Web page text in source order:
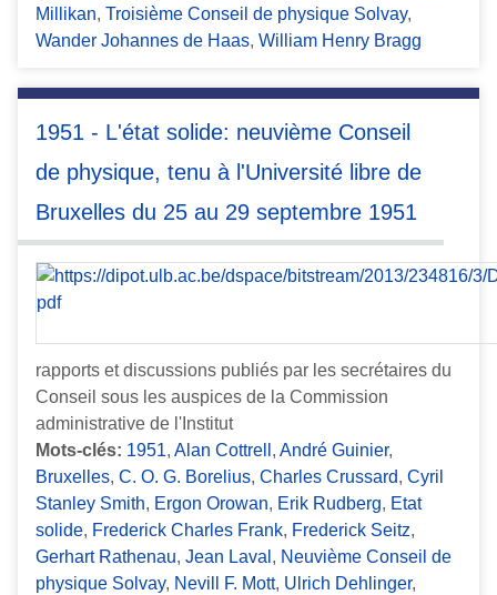
Millikan, Troisième Conseil de physique Solvay,
Wander Johannes de Haas, William Henry Bragg
1951 - L'état solide: neuvième Conseil
de physique, tenu à l'Université libre de
Bruxelles du 25 au 29 septembre 1951
rapports et discussions publiés par les secrétaires du
Conseil sous les auspices de la Commission
administrative de l'Institut
Mots-clés: 1951, Alan Cottrell , André Guinier,
Bruxelles, C. O. G. Borelius, Charles Crussard, Cyril
Stanley Smith, Ergon Orowan, Erik Rudberg, Etat
solide, Frederick Charles Frank, Frederick Seitz,
Gerhart Rathenau, Jean Laval , Neuvième Conseil de
physique Solvay, Nevill F. Mott, Ulrich Dehlinger,